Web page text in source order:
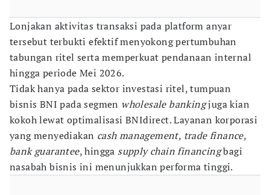
Lonjakan aktivitas transaksi pada platform anyar
tersebut terbukti efektif menyokong pertumbuhan
tabungan ritel serta memperkuat pendanaan internal
hingga periode Mei 2026.
Tidak hanya pada sektor investasi ritel, tumpuan
bisnis BNI pada segmen wholesale bankingjuga kian
kokoh lewat optimalisasi BNIdirect. Layanan korporasi
yang menyediakan cash management, trade finance,
bank guarantee, hingga supply chain financingbagi
nasabah bisnis ini menunjukkan performa tinggi.